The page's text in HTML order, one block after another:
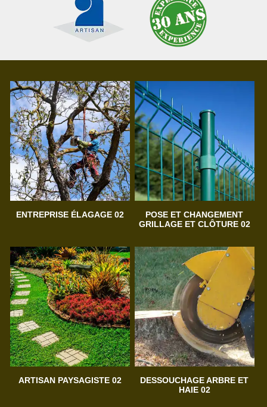
ENTREPRISE ÉLAGAGE 02
POSE ET CHANGEMENT
GRILLAGE ET CLÔTURE 02
ARTISAN PAYSAGISTE 02
DESSOUCHAGE ARBRE ET
HAIE 02